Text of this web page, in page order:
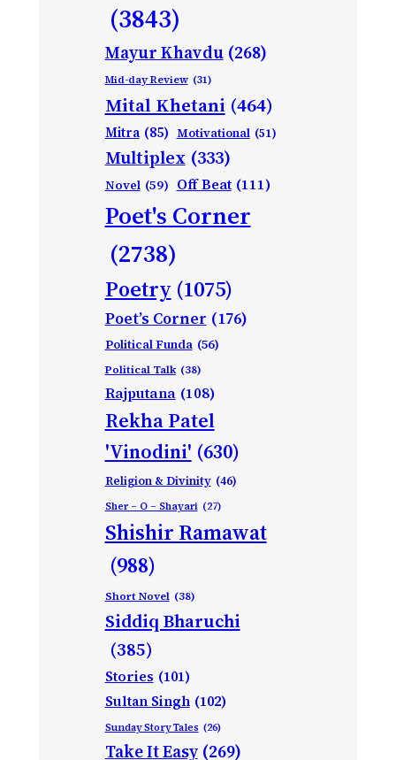
(3843)
Mayur Khavdu (268)
Mid-day Review (31)
Mital Khetani (464)
Mitra (85) Motivational (51)
Multiplex (333)
Novel (59) Off Beat (111)
Poet's Corner
(2738)
Poetry (1075)
Poet’s Corner (176)
Political Funda (56)
Political Talk (38)
Rajputana (108)
Rekha Patel
'Vinodini' (630)
Religion & Divinity (46)
Sher – O – Shayari (27)
Shishir Ramawat
(988)
Short Novel (38)
Siddiq Bharuchi
(385)
Stories (101)
Sultan Singh (102)
Sunday Story Tales (26)
Take It Easy (269)